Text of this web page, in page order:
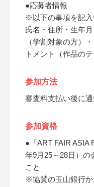
●応募者情報
※以下の事項を記入
氏名・住所・生年
（学割対象の方）
トメント（作品の
参加方法
審査料支払い後に
参加資格
●「ART FAIR ASIA
年9月25～28日）の
こと
※協賛の玉山銀行